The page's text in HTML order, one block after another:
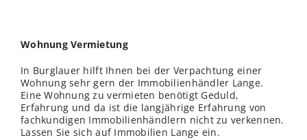
Wohnung Vermietung
In Burglauer hilft Ihnen bei der Verpachtung einer
Wohnung sehr gern der Immobilienhändler Lange.
Eine Wohnung zu vermieten benötigt Geduld,
Erfahrung und da ist die langjährige Erfahrung von
fachkundigen Immobilienhändlern nicht zu verkennen.
Lassen Sie sich auf Immobilien Lange ein.